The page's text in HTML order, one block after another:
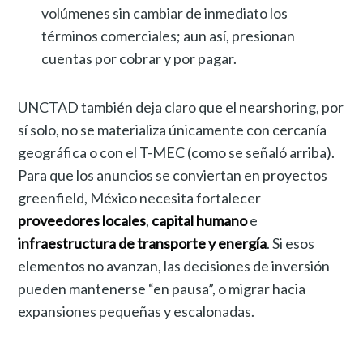
volúmenes sin cambiar de inmediato los
términos comerciales; aun así, presionan
cuentas por cobrar y por pagar.
UNCTAD también deja claro que el nearshoring, por
sí solo, no se materializa únicamente con cercanía
geográfica o con el T-MEC (como se señaló arriba).
Para que los anuncios se conviertan en proyectos
greenfield, México necesita fortalecer
proveedores locales, capital humanoe
infraestructura de transporte y energía. Si esos
elementos no avanzan, las decisiones de inversión
pueden mantenerse “en pausa”, o migrar hacia
expansiones pequeñas y escalonadas.